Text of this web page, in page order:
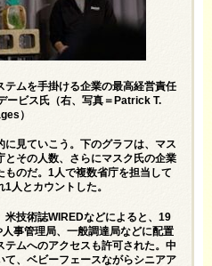
ムを手掛ける企業の最高経営責任
ービス氏（右、写真＝Patrick T.
）
見ていこう。下のグラフは、マス
とその人数、さらにマスク氏の企業
のだ。1人で複数省庁を担当して
人とカウントした。
米技術誌WIREDなどによると、19
事管理局、一般調達局などに配置
ムへのアクセスも許可された。中
て、ベビーフェースながらシニアア